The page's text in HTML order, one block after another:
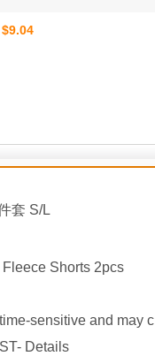
$9.04
套 S/L
Shorts 2pcs
sensitive and may
Details